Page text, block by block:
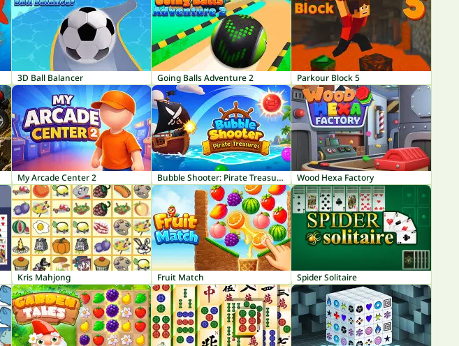
3D Ball Balancer Going Balls Adventure 2 Parkour Block 5
My Arcade Center 2 Bubble Shooter: Pirate Treasures Wood Hexa Factory
Kris Mahjong Fruit Match Spider Solitaire